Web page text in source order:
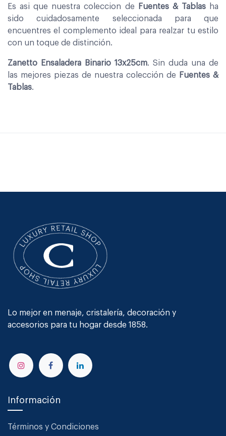
Es asi que nuestra coleccion de Fuentes & Tablasha
sido cuidadosamente seleccionada para que
encuentres el complemento ideal para realzar tu estilo
con un toque de distinción.
Zanetto Ensaladera Binario 13x25cm. Sin duda una de
las mejores piezas de nuestra colección de
Fuentes &
Tablas.
Lo mejor en menaje, cristalería, decoración y
accesorios para tu hogar desde 1858.
Información
Términos y Condiciones